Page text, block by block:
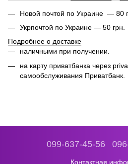
Новой почтой по Украине — 80
Укрпочтой по Украине — 50 грн.
Подробнее о доставке
наличными при получении.
на карту приватбанка через
самообслуживания Приватбанк.
099-637-45-56
Контактная